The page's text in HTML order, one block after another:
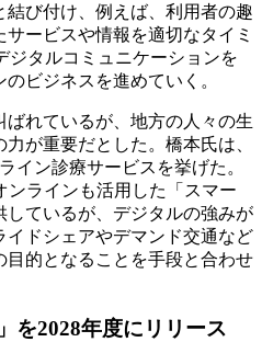
結び付け、例えば、利用者の趣
ービスや情報を適切なタイミ
ジタルコミュニケーションを
ビジネスを進めていく。
れているが、地方の人々の生
が重要だとした。橋本氏は、
イン診療サービスを挙げた。
ンラインも活用した「スマー
しているが、デジタルの強みが
ドシェアやデマンド交通など
的となることを手段と合わせ
を2028年度にリリース